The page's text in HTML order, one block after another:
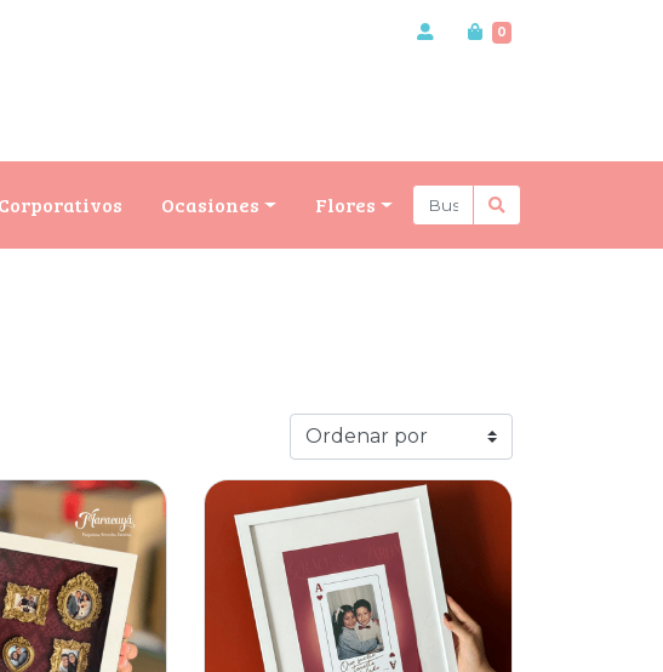
0
Corporativos Ocasiones Flores